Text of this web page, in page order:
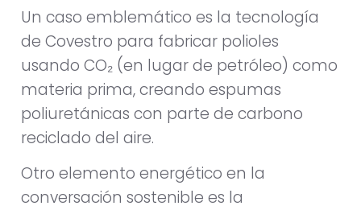
Un caso emblemático es la tecnología
de Covestro para fabricar polioles
usando CO₂ (en lugar de petróleo) como
materia prima, creando espumas
poliuretánicas con parte de carbono
reciclado del aire.
Otro elemento energético en la
conversación sostenible es la